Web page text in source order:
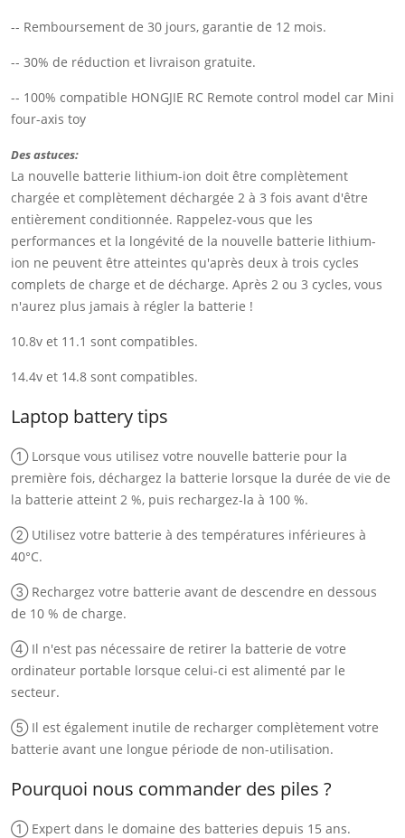
-- Remboursement de 30 jours, garantie de 12 mois.
-- 30% de réduction et livraison gratuite.
-- 100% compatible HONGJIE RC Remote control model car Mini
four-axis toy
Des astuces:
La nouvelle batterie lithium-ion doit être complètement
chargée et complètement déchargée 2 à 3 fois avant d'être
entièrement conditionnée. Rappelez-vous que les
performances et la longévité de la nouvelle batterie lithium-
ion ne peuvent être atteintes qu'après deux à trois cycles
complets de charge et de décharge. Après 2 ou 3 cycles, vous
n'aurez plus jamais à régler la batterie !
10.8v et 11.1 sont compatibles.
14.4v et 14.8 sont compatibles.
Laptop battery tips
① Lorsque vous utilisez votre nouvelle batterie pour la
première fois, déchargez la batterie lorsque la durée de vie de
la batterie atteint 2 %, puis rechargez-la à 100 %.
② Utilisez votre batterie à des températures inférieures à
40°C.
③ Rechargez votre batterie avant de descendre en dessous
de 10 % de charge.
④ Il n'est pas nécessaire de retirer la batterie de votre
ordinateur portable lorsque celui-ci est alimenté par le
secteur.
⑤ Il est également inutile de recharger complètement votre
batterie avant une longue période de non-utilisation.
Pourquoi nous commander des piles ?
① Expert dans le domaine des batteries depuis 15 ans.